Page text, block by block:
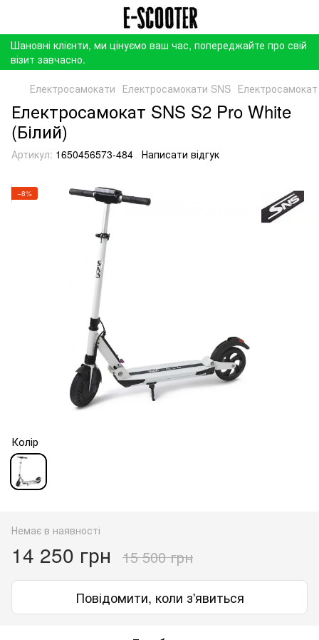
Шановні клієнти, ми цінуємо ваш час, попереджайте про свій
візит завчасно.
Електросамокати Електросамокати SNS
Електросамокат SNS S2 Pro White
(Білий)
Артикул: 1650456573-484 Написати відгук
−8%
Колір
Немає в наявності
14 250 грн 15 500 грн
Повідомити, коли з'явиться